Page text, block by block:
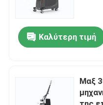
Καλύτερη τιμή
Μαξ